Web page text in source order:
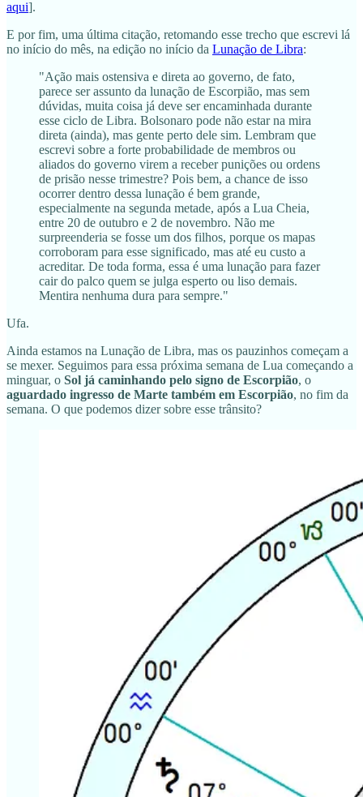
aqui].
E por fim, uma última citação, retomando esse trecho que escrevi lá
no início do mês, na edição no início da Lunação de Libra:
"Ação mais ostensiva e direta ao governo, de fato,
parece ser assunto da lunação de Escorpião, mas sem
dúvidas, muita coisa já deve ser encaminhada durante
esse ciclo de Libra. Bolsonaro pode não estar na mira
direta (ainda), mas gente perto dele sim. Lembram que
escrevi sobre a forte probabilidade de membros ou
aliados do governo virem a receber punições ou ordens
de prisão nesse trimestre? Pois bem, a chance de isso
ocorrer dentro dessa lunação é bem grande,
especialmente na segunda metade, após a Lua Cheia,
entre 20 de outubro e 2 de novembro. Não me
surpreenderia se fosse um dos filhos, porque os mapas
corroboram para esse significado, mas até eu custo a
acreditar. De toda forma, essa é uma lunação para fazer
cair do palco quem se julga esperto ou liso demais.
Mentira nenhuma dura para sempre."
Ufa.
Ainda estamos na Lunação de Libra, mas os pauzinhos começam a
se mexer. Seguimos para essa próxima semana de Lua começando a
minguar, o Sol já caminhando pelo signo de Escorpião, o
aguardado ingresso de Marte também em Escorpião, no fim da
semana. O que podemos dizer sobre esse trânsito?